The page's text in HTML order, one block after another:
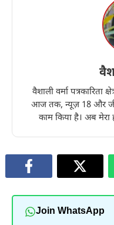
वैशाली वर्मा पत्रकारिता
आज तक, न्यूज़ 18 और
काम किया है। अब मेरा
Join WhatsApp